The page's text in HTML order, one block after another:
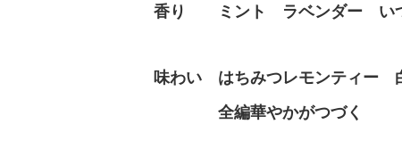
香り ミント ラベンダー いつ
味わい はちみつレモンティ
全編華やかがつづく